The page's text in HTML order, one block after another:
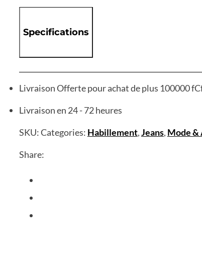
Specifications
Livraison Offerte pour achat de plus 100000
Livraison en 24 - 72 heures
SKU:Categories: Habillement,Jeans, Mode &
Share: